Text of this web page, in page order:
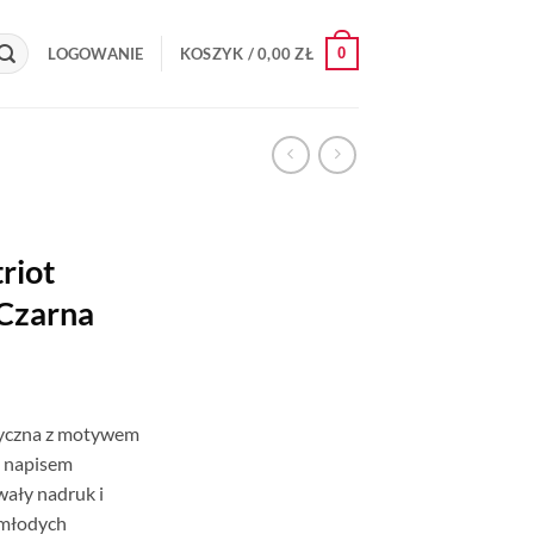
LOGOWANIE KOSZYK /0,00ZŁ 0
z motywem
nadruk i